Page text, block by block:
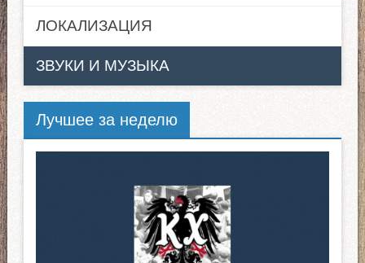
ЛОКАЛИЗАЦИЯ
ЗВУКИ И МУЗЫКА
Лучшее за неделю